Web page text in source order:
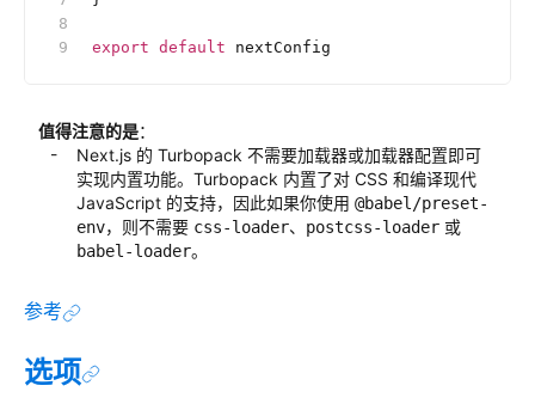
export default nextConfig
值得注意的是：
Next.js 的 Turbopack 不需要加载器或加载器配置即可
实现内置功能。Turbopack 内置了对 CSS 和编译现代
JavaScript 的支持，因此如果你使用 @babel/preset-
env，则不需要 css-loader、 postcss-loader 或
babel-loader。
参考
选项